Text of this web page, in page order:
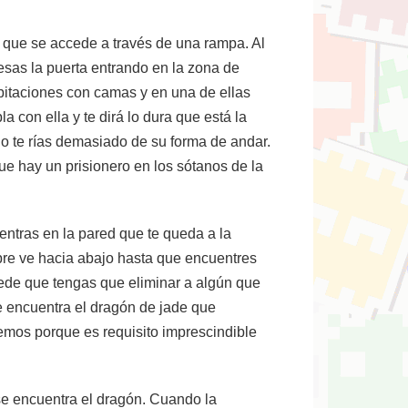
se accede a través de una rampa. Al
la puerta entrando en la zona de
con camas y en una de ellas
con ella y te dirá lo dura que está la
te rías demasiado de su forma de andar.
hay un prisionero en los sótanos de la
en la pared que te queda a la
ve hacia abajo hasta que encuentres
que tengas que eliminar a algún que
el dragón de jade que
porque es requisito imprescindible
encuentra el dragón. Cuando la